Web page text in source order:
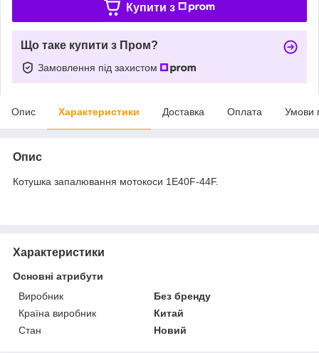
Купити з
Що таке купити з Пром?
Замовлення під захистом
Опис Характеристики Доставка Оплата Умови
Опис
Котушка запалювання мотокоси 1E40F-44F.
Характеристики
Основні атрибути
Виробник
Без бренду
Країна виробник
Китай
Стан
Новий